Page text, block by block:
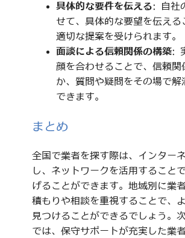
具体的な要件を伝える: 自社
せて、具体的な要望を伝える
適切な提案を受けられます。
面談による信頼関係の構築:
顔を合わせることで、信頼関
か、質問や疑問をその場で解
できます。
まとめ
全国で業者を探す際は、インター
し、ネットワークを活用すること
げることができます。地域別に業
積もりや相談を重視することで、
見つけることができるでしょう。
では、保守サポートが充実した業